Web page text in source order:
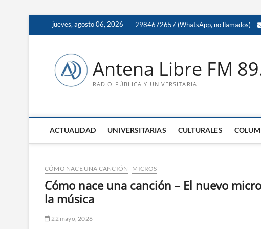
jueves, agosto 06, 2026 2984672657 (WhatsApp, no llamados)
Antena Libre FM
RADIO PÚBLICA Y UNIVERSITARIA
ACTUALIDAD UNIVERSITARIAS CULTURALES
CÓMO NACE UNA CANCIÓN MICROS
Cómo nace una canción – El nuevo
la música
22 mayo, 2026